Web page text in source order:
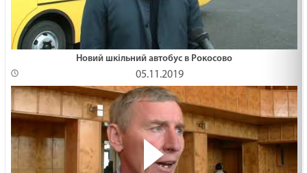
Новий шкільний автобус в Рокосово
05.11.2019